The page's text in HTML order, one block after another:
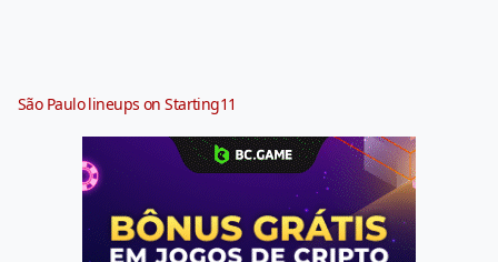
São Paulo lineups on Starting11